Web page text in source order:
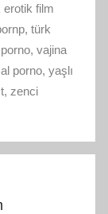
erotik film
, türk
, vajina
porno, yaşlı
, zenci